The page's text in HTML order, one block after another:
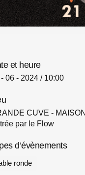
et heure
06 - 2024 / 10:00
CUVE -
par le Flow
d’évènements
ronde